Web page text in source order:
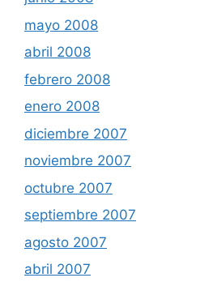
mayo 2008
abril 2008
febrero 2008
enero 2008
diciembre 2007
noviembre 2007
octubre 2007
septiembre 2007
agosto 2007
abril 2007